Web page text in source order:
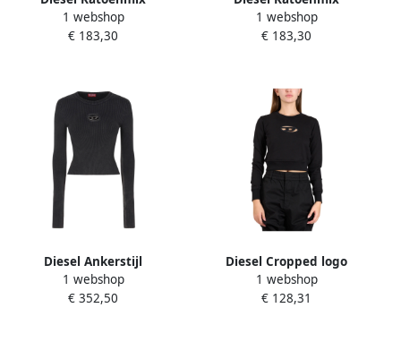
Sweatshirt White Dames
1 webshop
€ 183,30
Sweatshirt Pink Dames
1 webshop
€ 183,30
Diesel Ankerstijl
Herenmode Sneakers Black
Dames
1 webshop
€ 352,50
Diesel Cropped logo
sweatshirt met slim fit
Black Dames
1 webshop
€ 128,31